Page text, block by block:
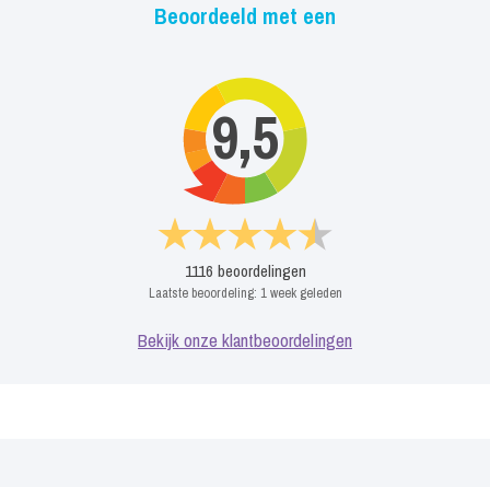
Beoordeeld met een
9,5
1116 beoordelingen
Laatste beoordeling: 1 week geleden
Bekijk onze klantbeoordelingen